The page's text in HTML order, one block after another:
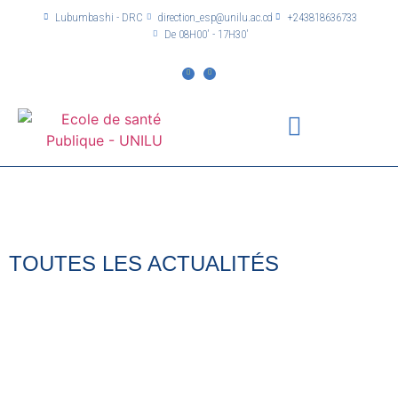
Lubumbashi - DRC direction_esp@unilu.ac.cd
+243818636733
De 08H00' - 17H30'
TOUTES LES ACTUALITÉS